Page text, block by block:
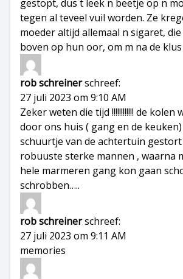
gestopt, dus t leek n beetje op n
tegen al teveel vuil worden. Ze
moeder altijd allemaal n sigaret,
boven op hun oor, om m na de
rob schreinerschreef:
27 juli 2023 om 9:10 AM
Zeker weten die tijd !!!!!!!!!!!! de kolen
door ons huis ( gang en de
schuurtje van de achtertuin
robuuste sterke mannen , waarna
hele marmeren gang kon gaan
schrobben…..
rob schreinerschreef:
27 juli 2023 om 9:11 AM
memories